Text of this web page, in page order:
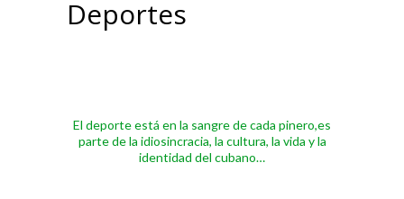
Deportes
El deporte está en la sangre de cada pinero,es
parte de la idiosincracia, la cultura, la vida y la
identidad del cubano…